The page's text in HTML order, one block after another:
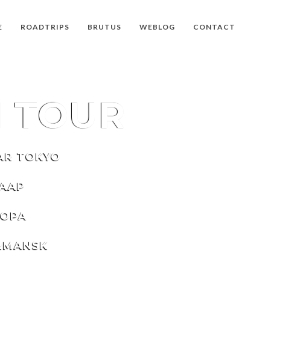
ROADTRIPS BRUTUS WEBLOG CONTACT
TOUR
TOKYO